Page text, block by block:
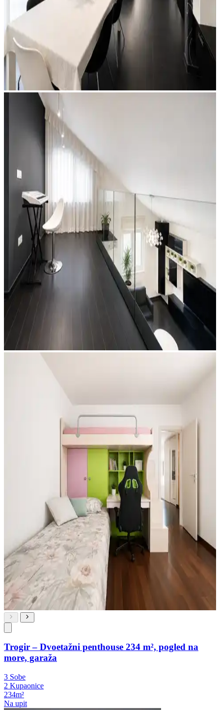
Trogir – Dvoetažni penthouse 234 m², pogled na
more, garaža
3 Sobe
2 Kupaonice
234m²
Na upit